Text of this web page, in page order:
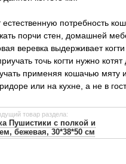
потребность
порчи стен, домашней
веревка выдерживает
точь когти нужно
применяя кошачью мяту
или на кухне, а не в
товар раздела:
Пушистики с полкой и
бежевая, 30*38*50 см